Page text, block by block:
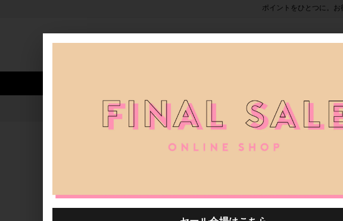
ポイントをひとつに。
人気ワード セール 40th限定 ピアス バッグ
新作☆Daniela De Marchi(ダニエラ・デ・マルキ)＆
新作☆Daniela De Marchi(ダニエラ・デ・マルキ